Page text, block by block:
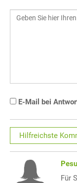
E-Mail bei
Hilfreichste
Für